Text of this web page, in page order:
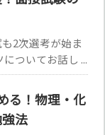
2次選考が始ま
ついてお話し ...
る！物理・化
法